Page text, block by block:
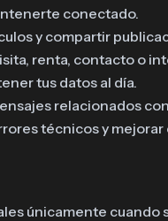
conectado.
y compartir
renta, contacto o
tus datos al día.
relacionados
técnicos y mejorar
únicamente